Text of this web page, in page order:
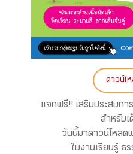
ดาวน์โ
แจกฟรี!! เสริมประสบก
สำหรับเ
วันนี้มาดาวน์โหลด
ใบงานเรียนรู้ ธ